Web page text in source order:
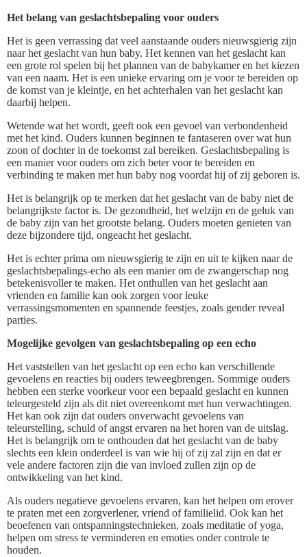
Het belang van geslachtsbepaling voor ouders
Het is geen verrassing dat veel aanstaande ouders nieuwsgierig zijn
naar het geslacht van hun baby. Het kennen van het geslacht kan
een grote rol spelen bij het plannen van de babykamer en het kiezen
van een naam. Het is een unieke ervaring om je voor te bereiden op
de komst van je kleintje, en het achterhalen van het geslacht kan
daarbij helpen.
Wetende wat het wordt, geeft ook een gevoel van verbondenheid
met het kind. Ouders kunnen beginnen te fantaseren over wat hun
zoon of dochter in de toekomst zal bereiken. Geslachtsbepaling is
een manier voor ouders om zich beter voor te bereiden en
verbinding te maken met hun baby nog voordat hij of zij geboren is.
Het is belangrijk op te merken dat het geslacht van de baby niet de
belangrijkste factor is. De gezondheid, het welzijn en de geluk van
de baby zijn van het grootste belang. Ouders moeten genieten van
deze bijzondere tijd, ongeacht het geslacht.
Het is echter prima om nieuwsgierig te zijn en uit te kijken naar de
geslachtsbepalings-echo als een manier om de zwangerschap nog
betekenisvoller te maken. Het onthullen van het geslacht aan
vrienden en familie kan ook zorgen voor leuke
verrassingsmomenten en spannende feestjes, zoals gender reveal
parties.
Mogelijke gevolgen van geslachtsbepaling op een echo
Het vaststellen van het geslacht op een echo kan verschillende
gevoelens en reacties bij ouders teweegbrengen. Sommige ouders
hebben een sterke voorkeur voor een bepaald geslacht en kunnen
teleurgesteld zijn als dit niet overeenkomt met hun verwachtingen.
Het kan ook zijn dat ouders onverwacht gevoelens van
teleurstelling, schuld of angst ervaren na het horen van de uitslag.
Het is belangrijk om te onthouden dat het geslacht van de baby
slechts een klein onderdeel is van wie hij of zij zal zijn en dat er
vele andere factoren zijn die van invloed zullen zijn op de
ontwikkeling van het kind.
Als ouders negatieve gevoelens ervaren, kan het helpen om erover
te praten met een zorgverlener, vriend of familielid. Ook kan het
beoefenen van ontspanningstechnieken, zoals meditatie of yoga,
helpen om stress te verminderen en emoties onder controle te
houden.